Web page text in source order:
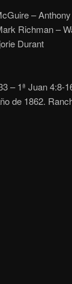
–
Richman –
Durant
– 1ª Juan 4:8-
de 1862.